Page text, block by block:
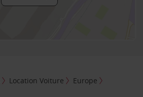
Location Voiture
Europe